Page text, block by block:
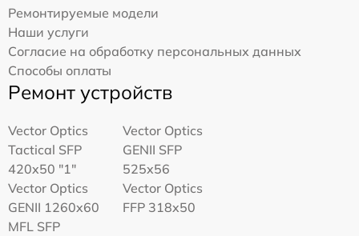
Ремонтируемые модели
Наши услуги
Согласие на обработку персональных данных
Способы оплаты
Ремонт устройств
Vector Optics
Tactical SFP
420x50 "1"
Vector Optics
GENII SFP
525x56
Vector Optics
GENII 1260x60
MFL SFP
Vector Optics
FFP 318x50